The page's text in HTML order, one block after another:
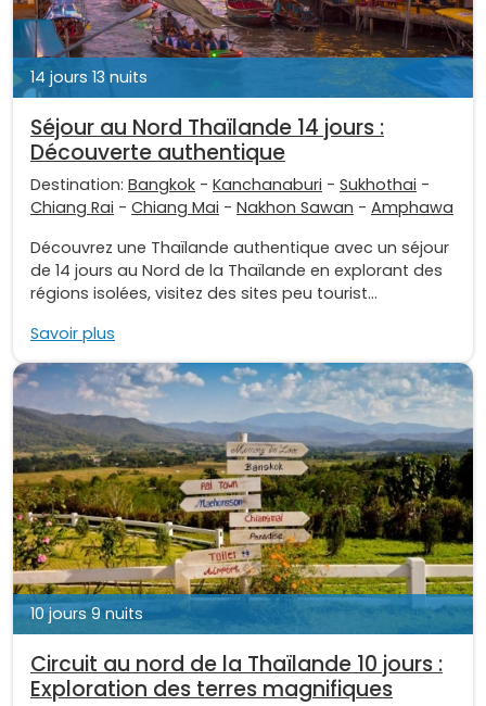
14 jours 13 nuits
Séjour au Nord Thaïlande 14 jours :
Découverte authentique
Destination: Bangkok - Kanchanaburi - Sukhothai -
Chiang Rai - Chiang Mai - Nakhon Sawan - Amphawa
Découvrez une Thaïlande authentique avec un séjour
de 14 jours au Nord de la Thaïlande en explorant des
régions isolées, visitez des sites peu tourist...
Savoir plus
10 jours 9 nuits
Circuit au nord de la Thaïlande 10 jours :
Exploration des terres magnifiques